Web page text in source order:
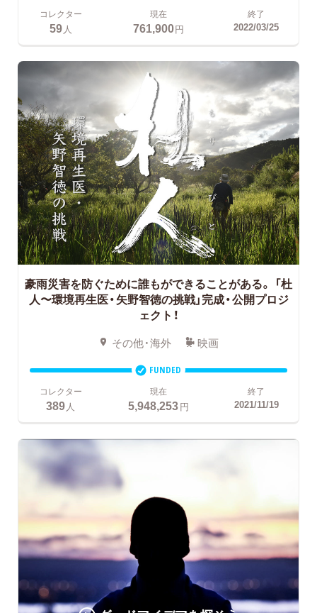
コレクター
59人
現在
761,900円
終了
2022/03/25
豪雨災害を防ぐために誰もができることがある。 「杜
人〜環境再生医・矢野智徳の挑戦」完成・公開プロジ
ェクト！
その他・海外 映画
FUNDED
コレクター
389 人
現在
5,948,253円
終了
2021/11/19